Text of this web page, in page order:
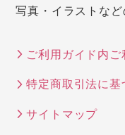
写真・イラストなど
ご利用ガイド内ご
特定商取引法に基
サイトマップ